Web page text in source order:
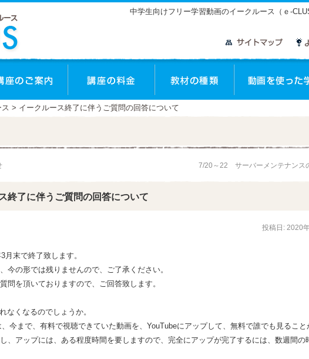
中学生向けフリー学習動画のイークルース（ｅ-
講座のご案内 講座の料金 教材の種類
> イークルース終了に伴うご質問の回答について
7/20～22 サーバーメンテナンス
終了に伴うご質問の回答について
投稿日: 2020
月末で終了致します。
今の形では残りませんので、ご了承ください。
問を頂いておりますので、ご回答致します。
なくなるのでしょうか。
今まで、有料で視聴できていた動画を、YouTubeにアップして、無料で誰でも見ること
、アップには、ある程度時間を要しますので、完全にアップが完了するには、数週間の